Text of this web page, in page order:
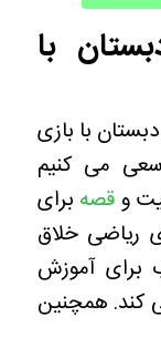
با
با بازی
سعی می کنیم
وقصه برای
ریاضی خلاق
برای آموزش
کند. همچنین